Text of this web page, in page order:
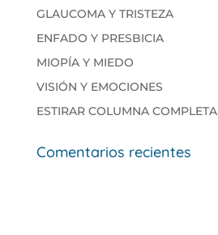
GLAUCOMA Y TRISTEZA
ENFADO Y PRESBICIA
MIOPÍA Y MIEDO
VISIÓN Y EMOCIONES
ESTIRAR COLUMNA COMPLETA
Comentarios recientes